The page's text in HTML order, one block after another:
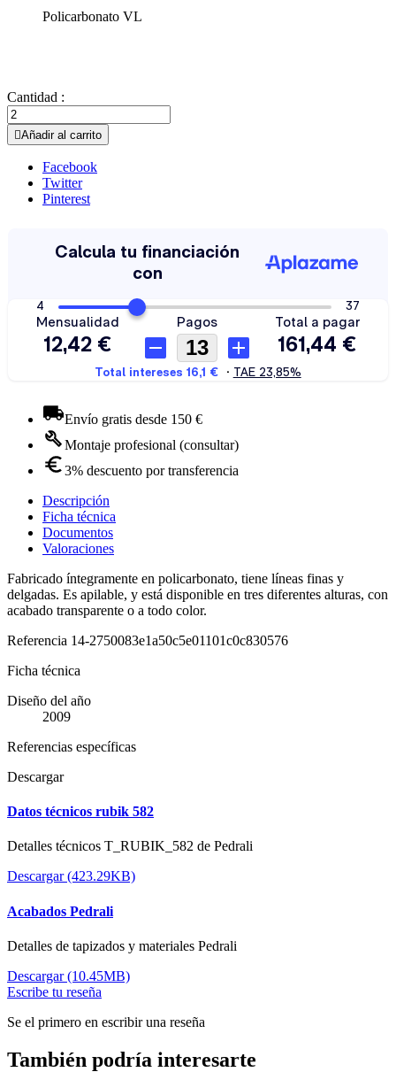
Policarbonato VL
Cantidad :
Añadir al carrito
Facebook
Twitter
Pinterest
Envío gratis desde 150 €
Montaje profesional (consultar)
3% descuento por transferencia
Descripción
Ficha técnica
Documentos
Valoraciones
Fabricado íntegramente en policarbonato, tiene líneas finas y
delgadas. Es apilable, y está disponible en tres diferentes alturas, con
acabado transparente o a todo color.
Referencia 14-2750083e1a50c5e01101c0c830576
Ficha técnica
Diseño del año
2009
Referencias específicas
Descargar
Datos técnicos rubik 582
Detalles técnicos T_RUBIK_582 de Pedrali
Descargar (423.29KB)
Acabados Pedrali
Detalles de tapizados y materiales Pedrali
Descargar (10.45MB)
Escribe tu reseña
Se el primero en escribir una reseña
También podría interesarte